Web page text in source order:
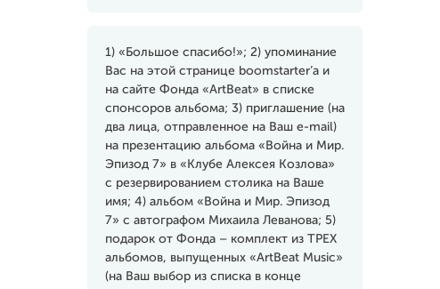
1) «Большое спасибо!»; 2) упоминание
Вас на этой странице boomstarter’a и
на сайте Фонда «ArtBeat» в списке
спонсоров альбома; 3) приглашение (на
два лица, отправленное на Ваш e-mail)
на презентацию альбома «Война и Мир.
Эпизод 7» в «Клубе Алексея Козлова»
с резервированием столика на Ваше
имя; 4) альбом «Война и Мир. Эпизод
7» с автографом Михаила Леванова; 5)
подарок от Фонда – комплект из ТРЕХ
альбомов, выпущенных «ArtBeat Music»
(на Ваш выбор из списка в конце